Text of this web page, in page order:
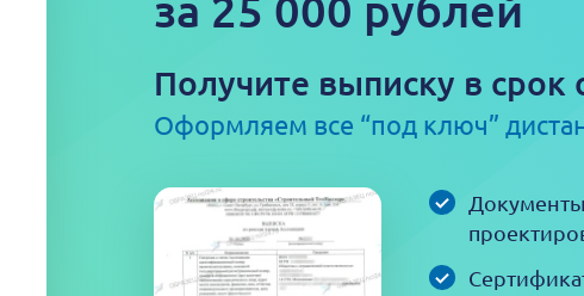
Получите выписку в срок
Оформляем все “под ключ”